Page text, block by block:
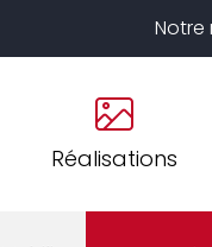
Réalisations
Notre